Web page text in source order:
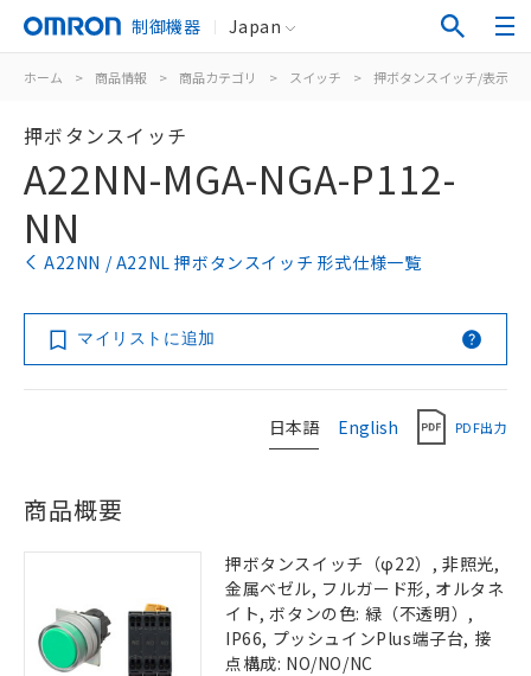
制御機器 Japan
ホーム > 商品情報 > 商品カテゴリ > スイッチ > 押ボタンスイッチ/表示灯
押ボタンスイッチ
A22NN-MGA-NGA-P112-
NN
A22NN / A22NL 押ボタンスイッチ 形式仕様一覧
マイリストに追加
日本語 English PDF出力
商品概要
押ボタンスイッチ（φ22）, 非照光,
金属ベゼル, フルガード形, オルタネ
イト, ボタンの色: 緑（不透明）,
IP66, プッシュインPlus端子台, 接
点構成: NO/NO/NC